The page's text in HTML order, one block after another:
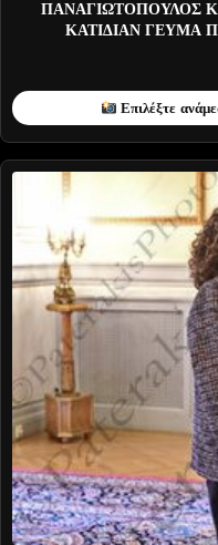
ΠΑΝΑΓΙΩΤΟΠΟΥΛΟΣ
ΚΑΤΙΔΙΑΝ ΓΕΥΜΑ
Επιλέξτε